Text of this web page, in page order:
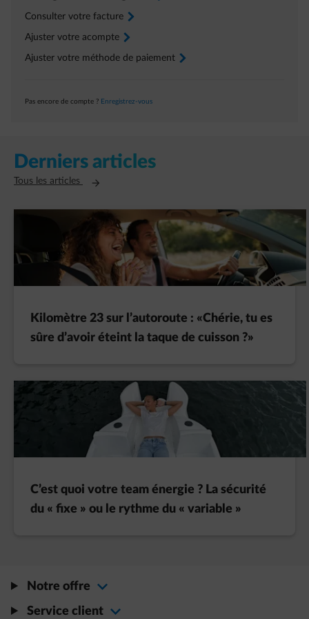
Consulter votre facture arrow-right
Ajuster votre acompte arrow-right
Ajuster votre méthode de paiement arrow-right
Pas encore de compte ? Enregistrez-vous
Derniers articles
Tous les articles Ouvre un nouvel onglet
Kilomètre 23 sur l’autoroute : «Chérie, tu es
sûre d’avoir éteint la taque de cuisson ?»
C’est quoi votre team énergie ? La sécurité
du « fixe » ou le rythme du « variable »
Notre offre
Service client